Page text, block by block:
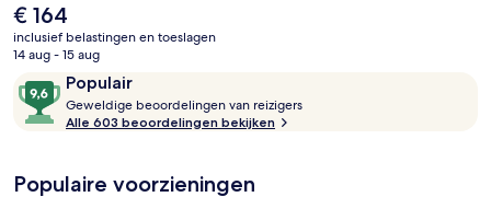
De
huidige
prijs
€ 164
€ 164
inclusief belastingen en toeslagen
14 aug - 15 aug
Beoordelingen
Populair
9,6
van
10,
Geweldige beoordelingen van reizigers
Alle 603 beoordelingen bekijken
Populaire voorzieningen